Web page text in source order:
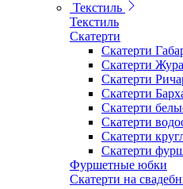
Текстиль
Текстиль
Скатерти
Скатерти
Скатерти
Скатерти
Скатерти
Скатерти
Скатерти
Скатерти
Скатерти
Фуршетные юбки
Скатерти на